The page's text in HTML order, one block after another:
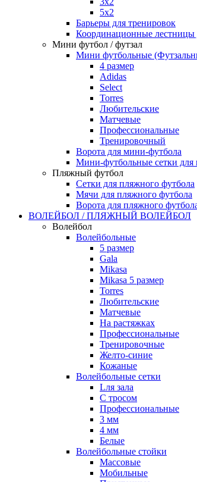
5х2
Барьеры для тренировок
Координационные лестницы
Мини футбол / футзал
Мини футбольные
4 размер
Adidas
Select
Torres
Любительские
Матчевые
Профессиональные
Тренировочный
Ворота для мини-футбола
Мини-футбольные сетки для
Пляжный футбол
Сетки для пляжного футбола
Мячи для пляжного футбола
Ворота для пляжного
ВОЛЕЙБОЛ / ПЛЯЖНЫЙ ВОЛЕЙБОЛ
Волейбол
Волейбольные
5 размер
Gala
Mikasa
Mikasa 5 размер
Torres
Любительские
Матчевые
На растяжках
Профессиональные
Тренировочные
Желто-синие
Кожаные
Волейбольные сетки
Lля зала
C тросом
Профессиональные
3 мм
4 мм
Белые
Волейбольные стойки
Массовые
Мобильные